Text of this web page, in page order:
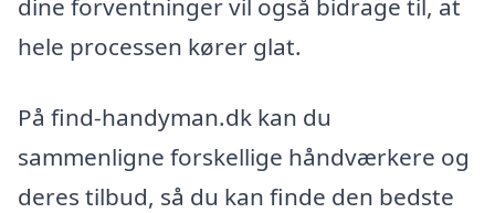
dine forventninger vil også bidrage til, at
hele processen kører glat.
På find-handyman.dk kan du
sammenligne forskellige håndværkere og
deres tilbud, så du kan finde den bedste